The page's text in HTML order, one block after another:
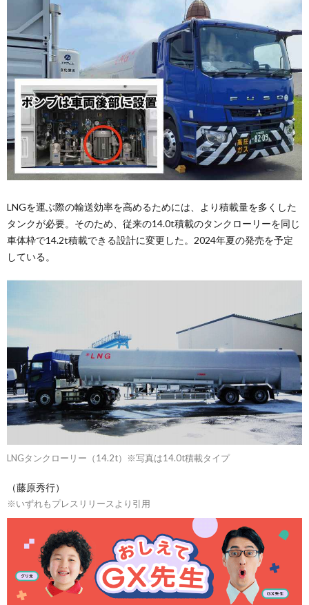
LNGを運ぶ際の輸送効率を高めるためには、より積載量を多くした
タンクが必要。そのため、従来の14.0t積載のタンクローリーを同じ
車体枠で14.2t積載できる設計に変更した。2024年夏の発売を予定
している。
LNGタンクローリー（14.2t）※写真は14.0t積載タイプ
（藤原秀行）
※いずれもプレスリリースより引用